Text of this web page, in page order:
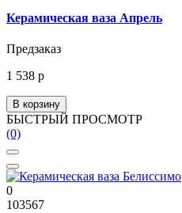
Керамическая ваза Апрель
Предзаказ
1 538 р
В корзину
БЫСТРЫЙ ПРОСМОТР
(0)
0
103567